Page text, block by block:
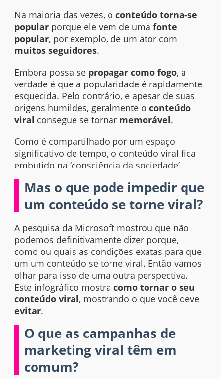
Na maioria das vezes, oconteúdo torna-se
popular porque ele vem de umafonte
popular, por exemplo, de um ator com
muitos seguidores.
Embora possa se propagar como fogo, a
verdade é que a popularidade é rapidamente
esquecida. Pelo contrário, e apesar de suas
origens humildes, geralmente oconteúdo
viral consegue se tornar memorável.
Como é compartilhado por um espaço
significativo de tempo, o conteúdo viral fica
embutido na ‘consciência da sociedade’.
Mas o que pode impedir que
um conteúdo se torne viral?
A pesquisa da Microsoft mostrou que não
podemos definitivamente dizer porque,
como ou quais as condições exatas para que
um um conteúdo se torne viral. Então vamos
olhar para isso de uma outra perspectiva.
Este infográfico mostracomo tornar o seu
conteúdo viral, mostrando o que você deve
evitar.
O que as campanhas de
marketing viral têm em
comum?